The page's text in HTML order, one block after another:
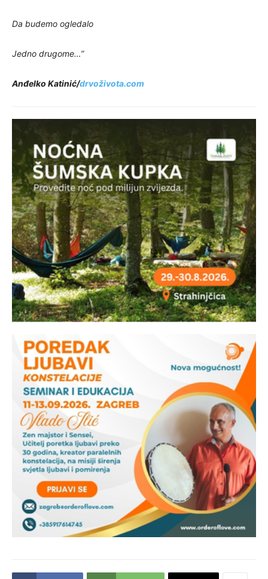
Da budemo ogledalo
Jedno drugome…”
Anđelko Katinić/drvoživota.com